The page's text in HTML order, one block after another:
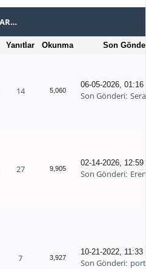
Yanıtlar Okunma Son
14 5,060
06-05-2026, 01:16
Son Gönderi:
27 9,905
02-14-2026, 12:59
Son Gönderi:
7 3,927
10-21-2022, 11:33
Son Gönderi: